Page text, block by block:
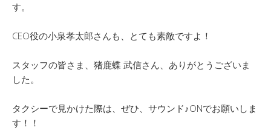
す。
CEO役の小泉孝太郎さんも、とても素敵ですよ！
スタッフの皆さま、猪鹿蝶 武信さん、ありがとうございま
した。
タクシーで見かけた際は、ぜひ、サウンド♪ONでお願いしま
す！！